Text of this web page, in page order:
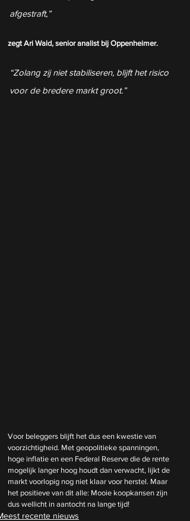
afgestraft,”
zegt Ari Wald, senior analist bij Oppenheimer.
“Zolang zij niet stabiliseren, blijft het risico
voor de bredere markt groot.”
Voor beleggers blijft het dus een kwestie van
voorzichtigheid. Met geopolitieke spanningen,
hoge inflatie en een Federal Reserve die de rente
mogelijk langer hoog houdt dan verwacht, lijkt de
markt voorlopig nog niet klaar voor herstel. Maar
het positieve van dit alle: Mooie koopkansen zijn
dus wellicht in aantocht na lange tijd!
recente nieuws